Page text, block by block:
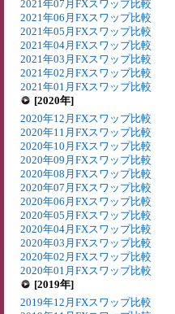
2021年07月FXスワップ比較
2021年06月FXスワップ比較
2021年05月FXスワップ比較
2021年04月FXスワップ比較
2021年03月FXスワップ比較
2021年02月FXスワップ比較
2021年01月FXスワップ比較
[2020年]
2020年12月FXスワップ比較
2020年11月FXスワップ比較
2020年10月FXスワップ比較
2020年09月FXスワップ比較
2020年08月FXスワップ比較
2020年07月FXスワップ比較
2020年06月FXスワップ比較
2020年05月FXスワップ比較
2020年04月FXスワップ比較
2020年03月FXスワップ比較
2020年02月FXスワップ比較
2020年01月FXスワップ比較
[2019年]
2019年12月FXスワップ比較